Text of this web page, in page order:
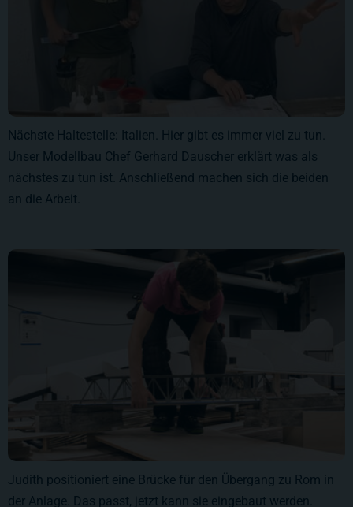
Nächste Haltestelle: Italien. Hier gibt es immer viel zu tun.
Unser Modellbau Chef Gerhard Dauscher erklärt was als
nächstes zu tun ist. Anschließend machen sich die beiden
an die Arbeit.
Judith positioniert eine Brücke für den Übergang zu Rom in
der Anlage. Das passt, jetzt kann sie eingebaut werden.